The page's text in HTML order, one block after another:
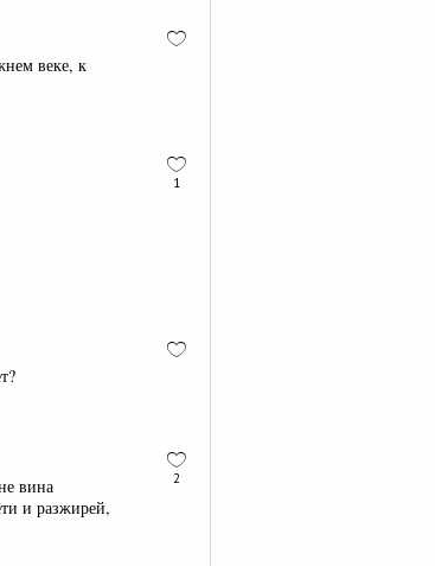
веке, к
1
2
вина
и разжирей,